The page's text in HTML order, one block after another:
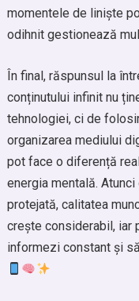
momentele de liniște
odihnit gestionează
În final, răspunsul la
conținutului infinit nu
tehnologiei, ci de
organizarea mediului
pot face o diferență
energia mentală.
protejată, calitatea
crește considerabil, iar
informezi constant și